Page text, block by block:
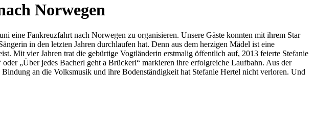
Norwegen
eine Fankreuzfahrt nach Norwegen zu organisieren. Unsere Gäste konnten mit ihrem Star
in den letzten Jahren durchlaufen hat. Denn aus dem herzigen Mädel ist eine
Mit vier Jahren trat die gebürtige Vogtländerin erstmalig öffentlich auf, 2013 feierte Stefanie
„Über jedes Bacherl geht a Brückerl“ markieren ihre erfolgreiche Laufbahn. Aus der
an die Volksmusik und ihre Bodenständigkeit hat Stefanie Hertel nicht verloren. Und